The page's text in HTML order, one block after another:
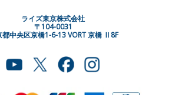
ライズ東京株式会社
〒104-0031
都中央区京橋1-6-13 VORT 京橋 Ⅱ8F